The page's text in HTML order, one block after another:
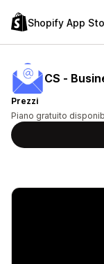
Shopify App
CS ‑
Prezzi
Piano gratuito